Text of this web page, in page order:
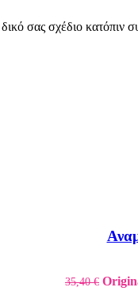
σας σχέδιο κατόπιν
35,40€